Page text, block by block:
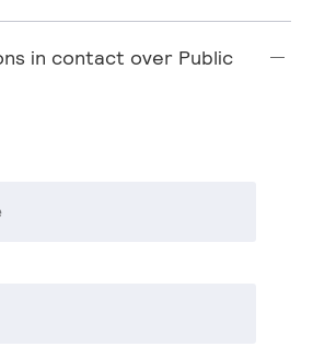
in contact over Public